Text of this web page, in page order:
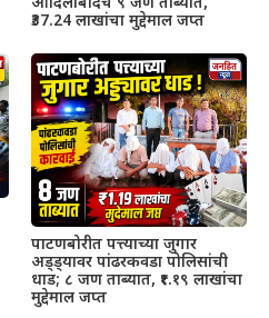
आदिलाबादचे ९ जण ताब्यात,
₹37.24 लाखांचा मुद्देमाल जप्त
पाटणबोरीत पत्त्याच्या जुगार
अड्ड्यावर पांढरकवडा पोलिसांची
धाड; ८ जण ताब्यात, ₹१.१९ लाखांचा
मुद्देमाल जप्त